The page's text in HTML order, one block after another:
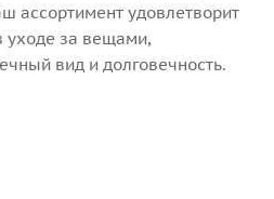
ассортимент удовлетворит
уходе за вещами,
вид и долговечность.